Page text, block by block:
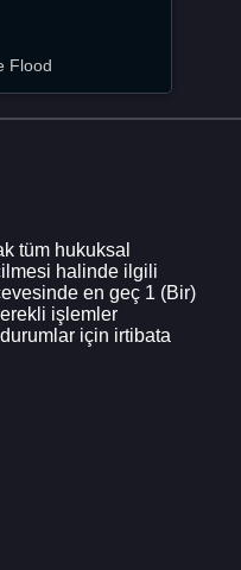
Flood
tüm hukuksal
halinde ilgili
en geç 1 (Bir)
işlemler
için irtibata